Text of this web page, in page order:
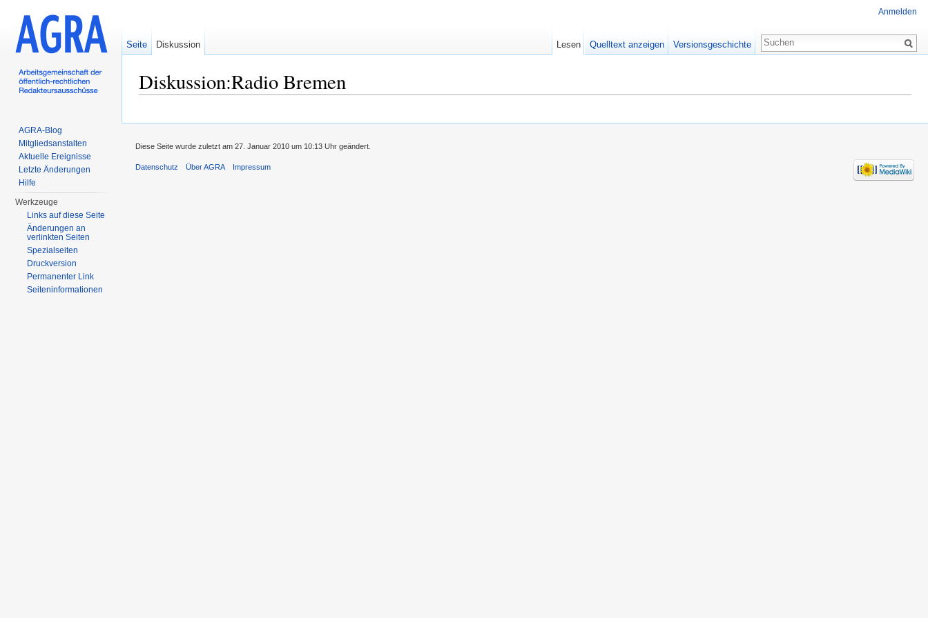
Diskussion:Radio Bremen
Anmelden
Seite Diskussion Lesen Quelltext anzeigen Versionsgeschichte
AGRA-Blog
Mitgliedsanstalten
Aktuelle Ereignisse
Letzte Änderungen
Hilfe
Werkzeuge
Links auf diese Seite
Änderungen an
verlinkten Seiten
Spezialseiten
Druckversion
Permanenter Link
Seiten­informationen
Diese Seite wurde zuletzt am 27. Januar 2010 um 10:13 Uhr geändert.
Datenschutz Über AGRA Impressum